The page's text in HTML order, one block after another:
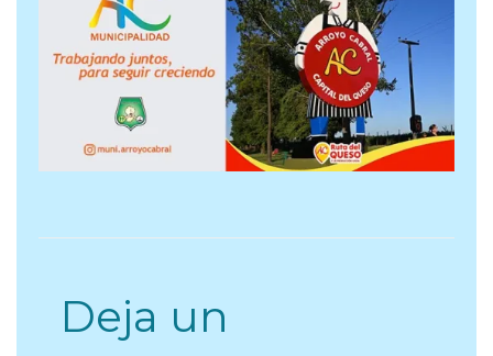
Deja un